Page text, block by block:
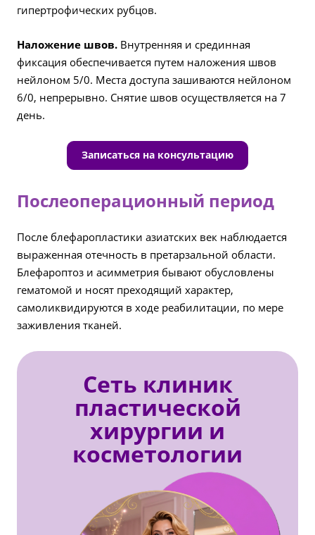
гипертрофических рубцов.
Наложение швов. Внутренняя и срединная
фиксация обеспечивается путем наложения швов
нейлоном 5/0. Места доступа зашиваются нейлоном
6/0, непрерывно. Снятие швов осуществляется на 7
день.
Записаться на консультацию
Послеоперационный период
После блефаропластики азиатских век наблюдается
выраженная отечность в претарзальной области.
Блефароптоз и асимметрия бывают обусловлены
гематомой и носят преходящий характер,
самоликвидируются в ходе реабилитации, по мере
заживления тканей.
Сеть клиник
пластической
хирургии и
косметологии